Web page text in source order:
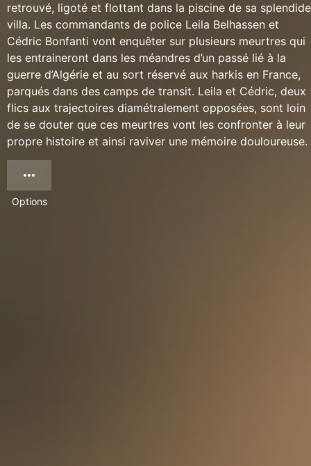
retrouvé, ligoté et flottant dans la piscine de sa splendide
villa. Les commandants de police Leila Belhassen et
Cédric Bonfanti vont enquêter sur plusieurs meurtres qui
les entraineront dans les méandres d’un passé lié à la
guerre d’Algérie et au sort réservé aux harkis en France,
parqués dans des camps de transit. Leila et Cédric, deux
flics aux trajectoires diamétralement opposées, sont loin
de se douter que ces meurtres vont les confronter à leur
propre histoire et ainsi raviver une mémoire douloureuse.
Options